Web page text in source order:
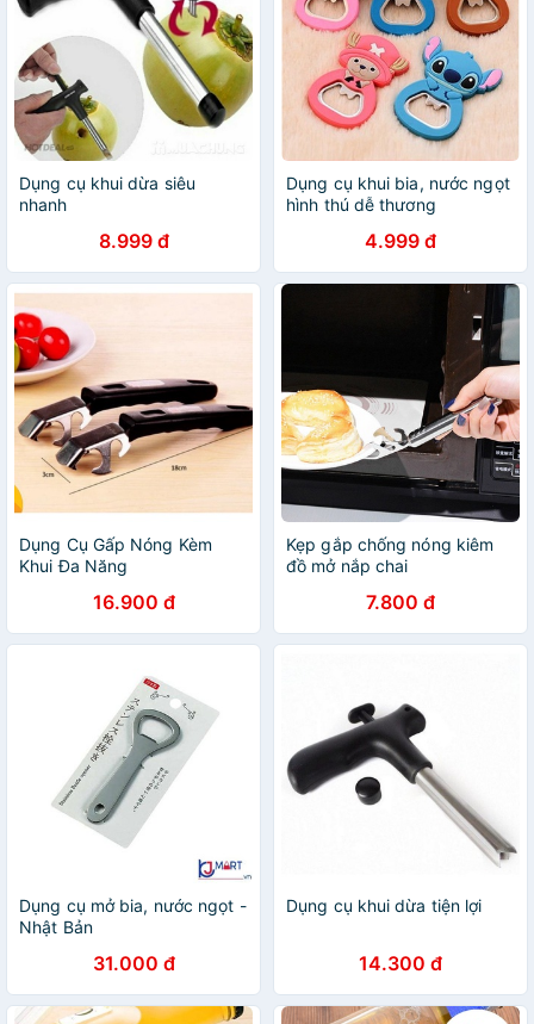
Dụng cụ khui dừa siêu
nhanh
8.999 đ
Dụng cụ khui bia, nước ngọt
hình thú dễ thương
4.999 đ
Dụng Cụ Gấp Nóng Kèm
Khui Đa Năng
16.900 đ
Kẹp gắp chống nóng kiêm
đồ mở nắp chai
7.800 đ
Dụng cụ mở bia, nước ngọt -
Nhật Bản
31.000 đ
Dụng cụ khui dừa tiện lợi
14.300 đ